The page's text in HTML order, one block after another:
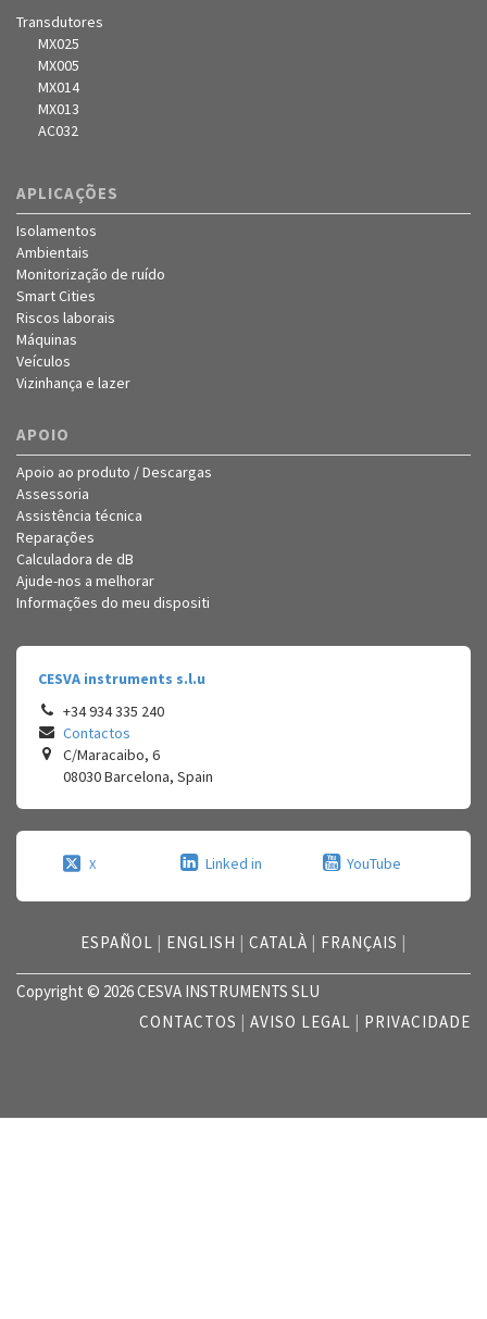
Transdutores
MX025
MX005
MX014
MX013
AC032
APLICAÇÕES
Isolamentos
Ambientais
Monitorização de ruído
Smart Cities
Riscos laborais
Máquinas
Veículos
Vizinhança e lazer
APOIO
Apoio ao produto / Descargas
Assessoria
Assistência técnica
Reparações
Calculadora de dB
Ajude-nos a melhorar
Informações do meu dispositi
CESVA instruments s.l.u
+34 934 335 240
Contactos
C/Maracaibo, 6
08030Barcelona, Spain
X Linked in YouTube
ESPAÑOL | ENGLISH | CATALÀ | FRANÇAIS |
Copyright © 2026 CESVA INSTRUMENTS SLU
CONTACTOS | AVISO LEGAL | PRIVACIDADE